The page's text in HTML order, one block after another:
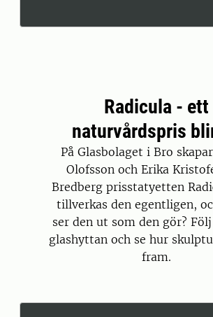
Radicula - ett
naturvårdspris
På Glasbolaget i Bro
Olofsson och Erika
Bredberg prisstatyetten
tillverkas den egentligen,
ser den ut som den gör?
glashyttan och se hur
fram.